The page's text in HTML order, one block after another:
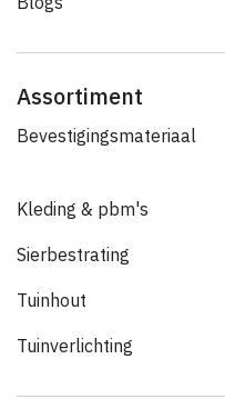
Assortiment
Bevestigingsmateriaal
Kleding & pbm's
Sierbestrating
Tuinhout
Tuinverlichting